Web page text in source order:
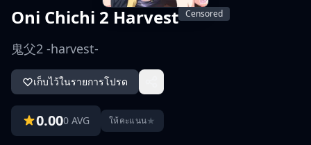
Oni Chichi 2 Harvest Censored
鬼父2 -harvest-
เก็บไว้ในรายการโปรด
0.000 AVG ให้คะแนน★